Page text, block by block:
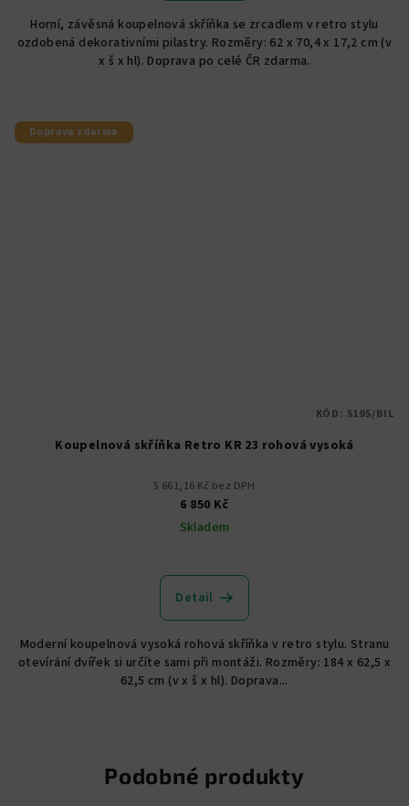
Horní, závěsná koupelnová skříňka se zrcadlem v retro stylu
ozdobená dekorativními pilastry. Rozměry: 62 x 70,4 x 17,2 cm (v
x š x hl). Doprava po celé ČR zdarma.
Doprava zdarma
Koupelnová skříňka Retro KR 23 rohová vysoká
5 661,16 Kč bez DPH
6 850 Kč
Skladem
Detail
Moderní koupelnová vysoká rohová skříňka v retro stylu. Stranu
otevírání dvířek si určíte sami při montáži. Rozměry: 184 x 62,5 x
62,5 cm (v x š x hl). Doprava...
KÓD: 5195/BIL
Podobné produkty